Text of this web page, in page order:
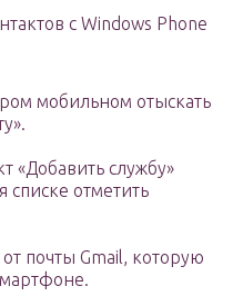
с Windows Phone
мобильном отыскать
«Добавить службу»
отметить
почты Gmail, которую